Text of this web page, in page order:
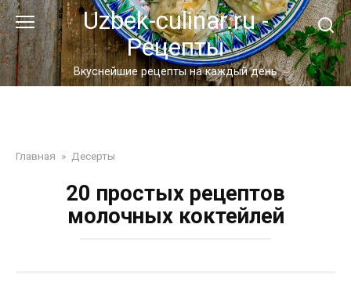
Перейти
к
контенту
Uzbek-culinar.ru -
Рецепты
Вкуснейшие рецепты на каждый день
Главная » Десерты
20 простых рецептов
молочных коктейлей